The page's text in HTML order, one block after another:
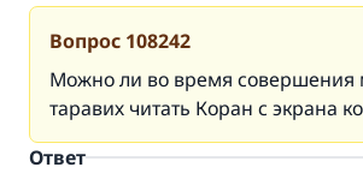
Вопрос 108242
Можно ли во время совершения
таравих читать Коран с экрана
Ответ